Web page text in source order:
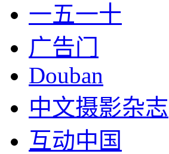
一五一十
广告门
Douban
中文摄影杂志
互动中国